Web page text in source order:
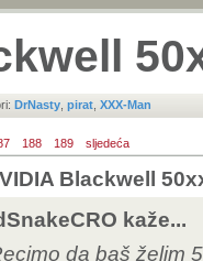
DrNasty pirat XXX-Man
188 189 sljedeća
Blackwell
kaže...
da baš želim